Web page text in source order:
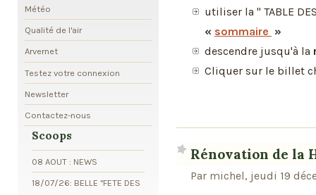
utiliser la " TABLE
« sommaire »
descendre jusqu'à la
Cliquer sur le billet
Rénovation de la
Par michel, jeudi 19
Météo
Qualité de l'air
Arvernet
Testez votre connexion
Newsletter
Contactez-nous
Scoops
08 AOUT : NEWS
18/07/26: BELLE "FETE DES